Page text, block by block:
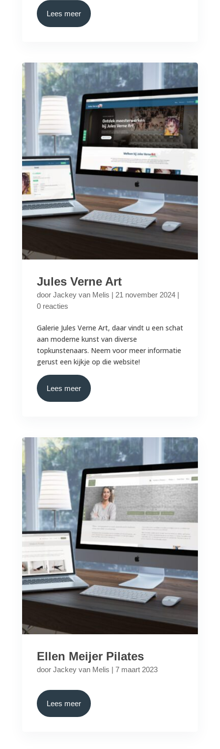
Lees meer
Jules Verne Art
door Jackey van Melis | 21 november 2024|
0 reacties
Galerie Jules Verne Art, daar vindt u een schat
aan moderne kunst van diverse
topkunstenaars. Neem voor meer informatie
gerust een kijkje op die website!
Lees meer
Ellen Meijer Pilates
door Jackey van Melis | 7 maart 2023
Lees meer